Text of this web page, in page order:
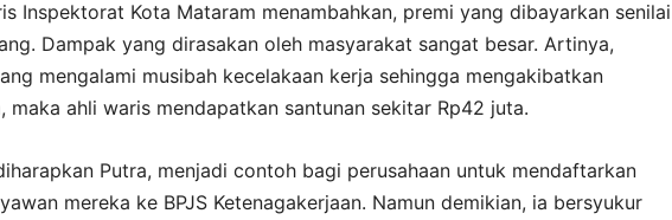
Inspektorat Kota Mataram menambahkan, premi yang dibayarkan senilai
Dampak yang dirasakan oleh masyarakat sangat besar. Artinya,
mengalami musibah kecelakaan kerja sehingga mengakibatkan
maka ahli waris mendapatkan santunan sekitar Rp42 juta.
Putra, menjadi contoh bagi perusahaan untuk mendaftarkan
mereka ke BPJS Ketenagakerjaan. Namun demikian, ia bersyukur